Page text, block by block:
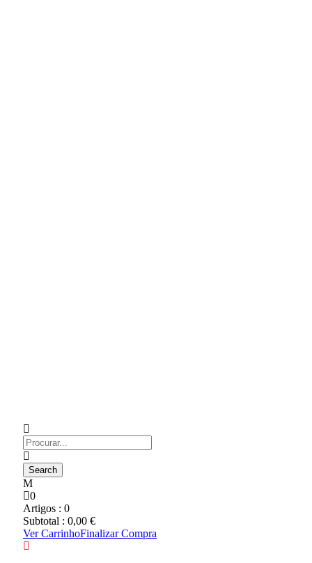
0
Artigos : 0
Subtotal : 0,00 €
Ver CarrinhoFinalizar Compra